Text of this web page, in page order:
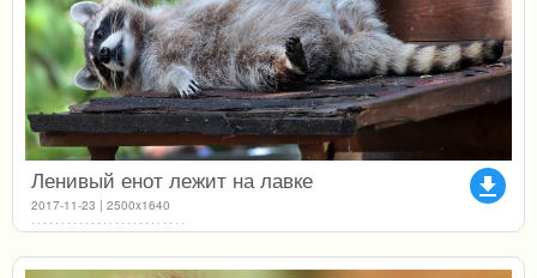
file_download
Ленивый енот лежит на лавке
2017-11-23 | 2500x1640